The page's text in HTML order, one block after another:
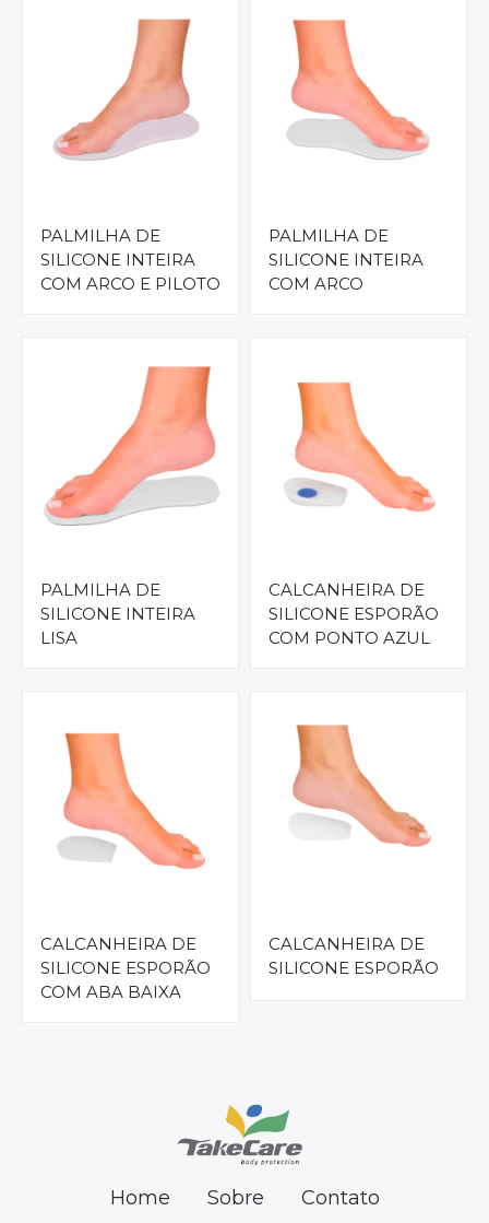
PALMILHA DE
SILICONE INTEIRA
COM ARCO E PILOTO
PALMILHA DE
SILICONE INTEIRA
COM ARCO
PALMILHA DE
SILICONE INTEIRA
LISA
CALCANHEIRA DE
SILICONE ESPORÃO
COM PONTO AZUL
CALCANHEIRA DE
SILICONE ESPORÃO
COM ABA BAIXA
CALCANHEIRA DE
SILICONE ESPORÃO
Home Sobre Contato